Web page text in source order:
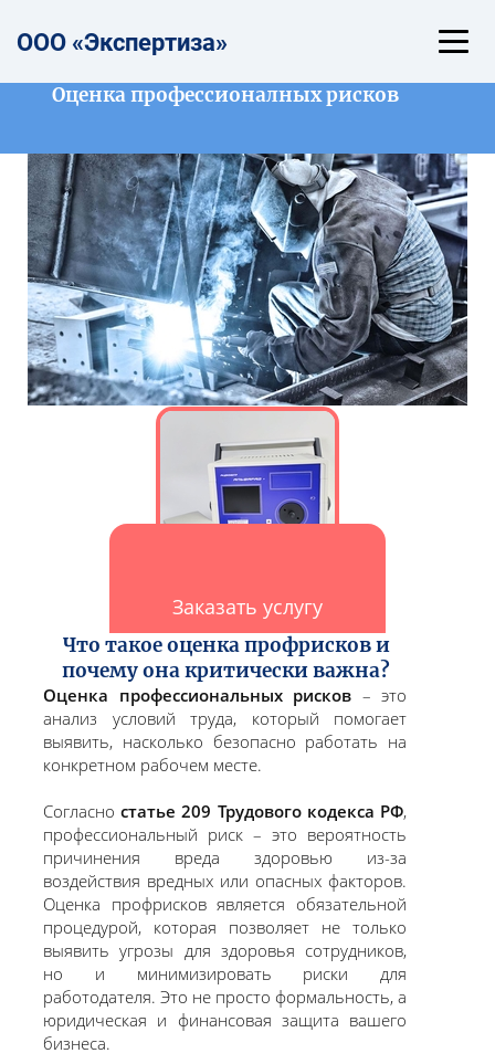
ООО «Экспертиза»
Оценка профессионалных рисков
Заказать услугу
Что такое оценка профрисков и
почему она критически важна?
Оценка профессиональных рисков – это
анализ условий труда, который помогает
выявить, насколько безопасно работать на
конкретном рабочем месте.
Согласностатье 209 Трудового кодекса РФ,
профессиональный риск – это вероятность
причинения вреда здоровью из-за
воздействия вредных или опасных факторов.
Оценка профрисков является обязательной
процедурой, которая позволяет не только
выявить угрозы для здоровья сотрудников,
но и минимизировать риски для
работодателя. Это не просто формальность, а
юридическая и финансовая защита вашего
бизнеса.